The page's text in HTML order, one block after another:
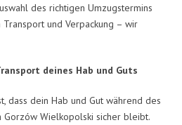
des richtigen Umzugstermins
und Verpackung – wir
deines Hab und Guts
dass dein Hab und Gut während des
Gorzów Wielkopolski sicher bleibt.